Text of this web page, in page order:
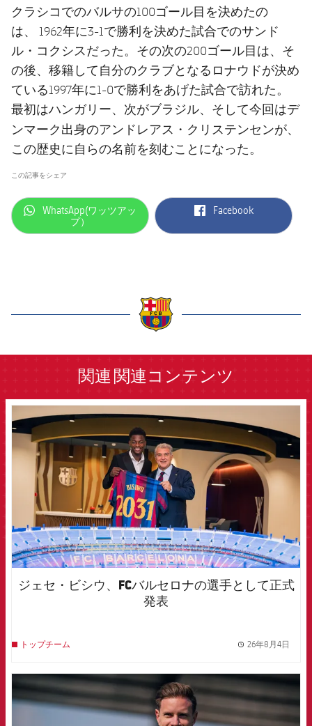
クラシコでのバルサの100ゴール目を決めたの
は、 1962年に3-1で勝利を決めた試合でのサンド
ル・コクシスだった。その次の200ゴール目は、そ
の後、移籍して自分のクラブとなるロナウドが決め
ている1997年に1-0で勝利をあげた試合で訪れた。
最初はハンガリー、次がブラジル、そして今回はデ
ンマーク出身のアンドレアス・クリステンセンが、
この歴史に自らの名前を刻むことになった。
この記事をシェア
label.aria.whatsapp
WhatsApp(ワッツアッ
プ）
label.aria.facebook
Facebook
関連 関連コンテンツ
FCB Barcelona badge
ジェセ・ビシウ、FCバルセロナの選手として正式
発表
トップチーム 26年8月4日
FCB Barcelona badge